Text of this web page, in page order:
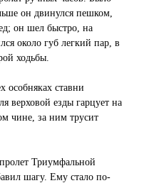
он двинулся пешком,
он шел быстро, на
около губ легкий пар, в
ходьбы.
ставни
верховой езды гарцует на
чине, за ним трусит
Триумфальной
шагу. Ему стало по-